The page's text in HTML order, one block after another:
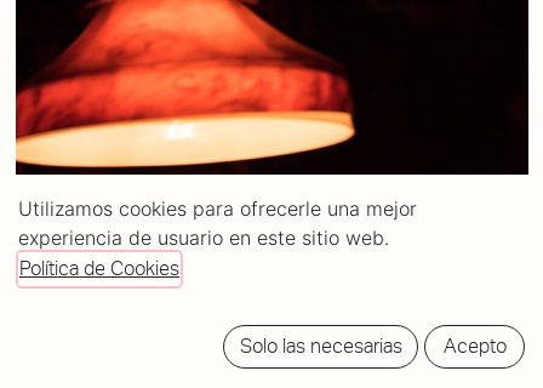
Utilizamos cookies para ofrecerle una mejor
experiencia de usuario en este sitio web.
Política de Cookies
Solo las necesarias Acepto